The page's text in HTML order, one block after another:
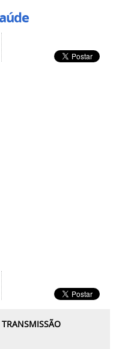
TRANSMISSÃO